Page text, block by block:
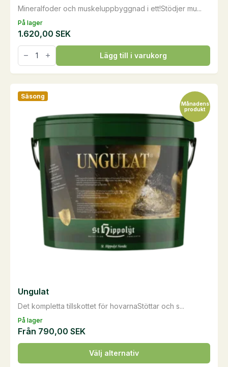
På lager
Mineralfoder och muskeluppbyggnad i ett!Stödjer mu...
1.620,00 SEK
Muscle
Gard,
10
kg
Lägg till i varukorg
På lager
Säsong
Månadens
produkt
Det kompletta tillskottet för hovarnaStöttar och s...
Ungulat
Från 790,00 SEK
Välj alternativ
Den
här